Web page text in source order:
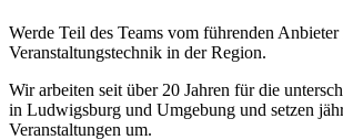
Werde Teil des Teams vom führenden
Veranstaltungstechnik in der Region.
Wir arbeiten seit über 20 Jahren für die
in Ludwigsburg und Umgebung und setzen
Veranstaltungen um.